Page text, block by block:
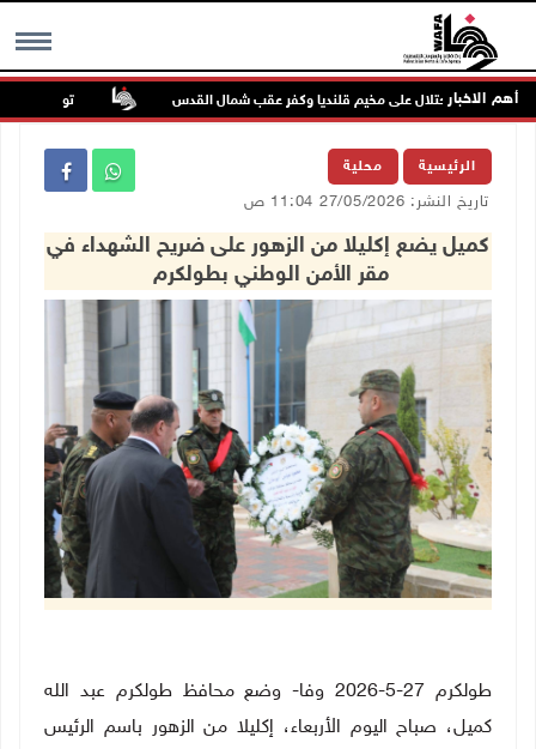
MENU أهم الاخبار تواصل
الرئيسية محلية
تاريخ النشر: 27/05/2026 11:04 ص
كميل يضع إكليلا من الزهور على ضريح الشهداء في
مقر الأمن الوطني بطولكرم
طولكرم 27-5-2026 وفا- وضع محافظ طولكرم عبد الله
كميل، صباح اليوم الأربعاء، إكليلا من الزهور باسم الرئيس